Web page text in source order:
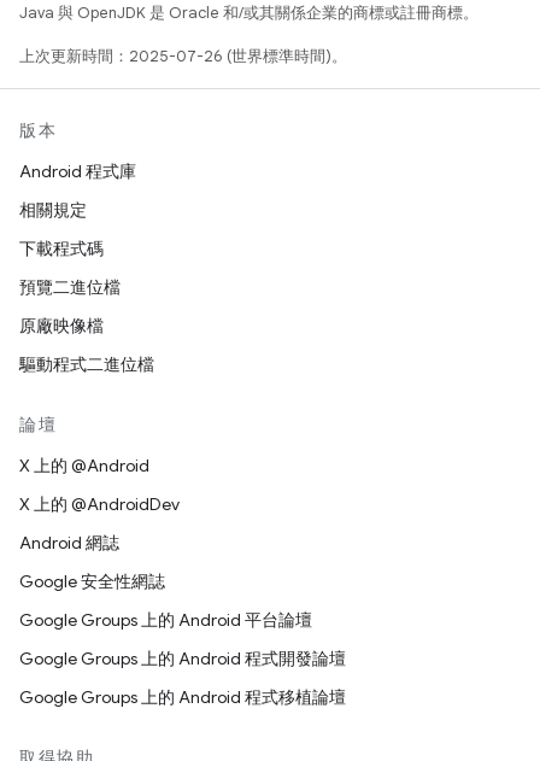
Java 與 OpenJDK 是 Oracle 和/或其關係企業的商標或註冊商標。
上次更新時間：2025-07-26 (世界標準時間)。
版本
Android 程式庫
相關規定
下載程式碼
預覽二進位檔
原廠映像檔
驅動程式二進位檔
論壇
X 上的 @Android
X 上的 @AndroidDev
Android 網誌
Google 安全性網誌
Google Groups 上的 Android 平台論壇
Google Groups 上的 Android 程式開發論壇
Google Groups 上的 Android 程式移植論壇